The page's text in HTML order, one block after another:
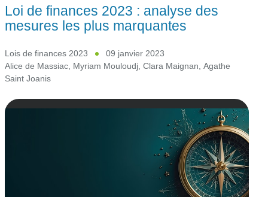
Loi de finances 2023 : analyse des
mesures les plus marquantes
Lois de finances 2023
09 janvier 2023
Alice de Massiac, Myriam Mouloudj, Clara Maignan, Agathe
Saint Joanis